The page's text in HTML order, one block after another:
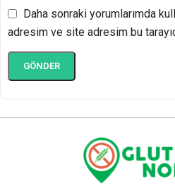
Daha sonraki yorumlarımda
adresim ve site adresim bu